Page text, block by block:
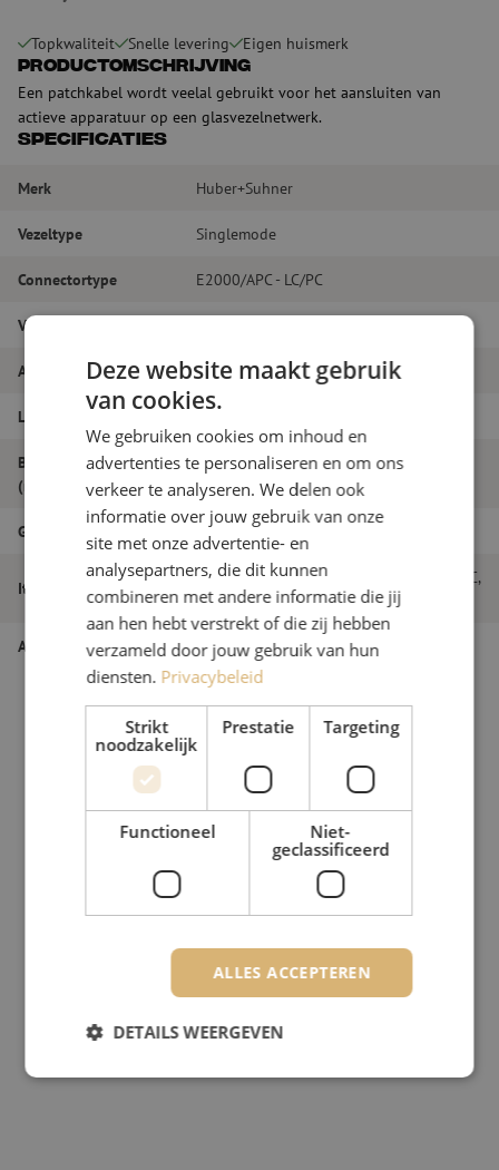
Topkwaliteit Snelle levering Eigen huismerk
Productomschrijving
Een patchkabel wordt veelal gebruikt voor het aansluiten van
actieve apparatuur op een glasvezelnetwerk.
Specificaties
Merk Huber+Suhner
Vezeltype Singlemode
Connectortype E2000/APC - LC/PC
Vezelsoort
Aantal vezels Simplex
Lengte 5m
Buitendiameter
(mm)
2.0
Grade
Itemnaam
Patchkabel simplex SM, E2000/APC-LC/PC,
2.0mm, 5m
Artikelnummer M20000451
Deze website maakt gebruik
van cookies.
We gebruiken cookies om inhoud en
advertenties te personaliseren en om ons
verkeer te analyseren. We delen ook
informatie over jouw gebruik van onze
site met onze advertentie- en
analysepartners, die dit kunnen
combineren met andere informatie die jij
aan hen hebt verstrekt of die zij hebben
verzameld door jouw gebruik van hun
diensten. Privacybeleid
Strikt
noodzakelijk
Prestatie Targeting
Functioneel
Niet-
geclassificeerd
ALLES ACCEPTEREN
DETAILS WEERGEVEN